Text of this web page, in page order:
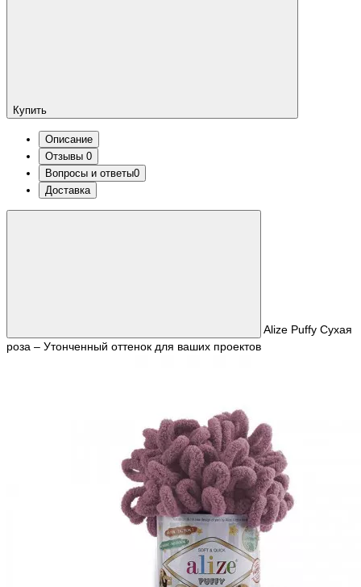
Купить
Описание
Отзывы 0
Вопросы и ответы0
Доставка
Alize Puffy Сухая
роза – Утонченный оттенок для ваших проектов